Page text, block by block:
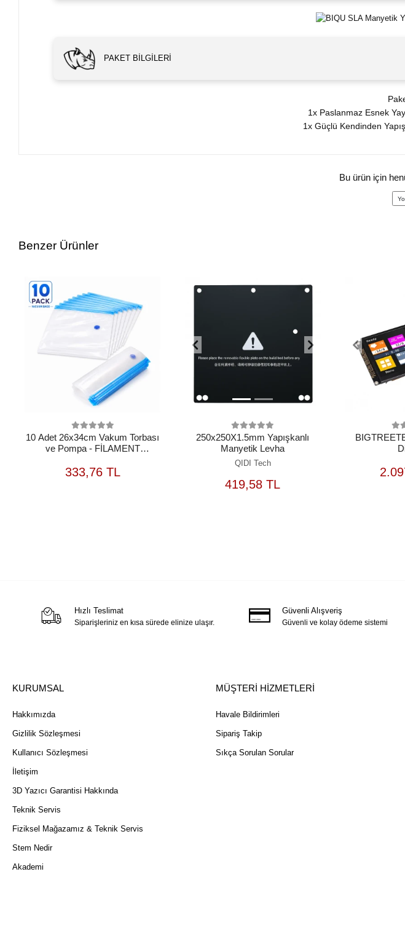
PAKET BILGILERI
1x Paslanmaz Esnek
1x Güçlü Kendinden
Bu ürün için
Benzer Ürünler
10 Adet 26x34cm Vakum Torbası
ve Pompa - FİLAMENT
333,76 TLSEPETE
EKLE
250x250X1.5mm Yapışkanlı
Manyetik Levha
QIDI Tech
419,58 TLSEPETE
EKLE
Hızlı Teslimat
Siparişleriniz en kısa sürede elinize ulaşır.
Güvenli Alışveriş
Güvenli ve kolay ödeme sistemi
KURUMSAL
Hakkımızda
Gizlilik Sözleşmesi
Kullanıcı Sözleşmesi
İletişim
3D Yazıcı Garantisi Hakkında
Teknik Servis
Fiziksel Mağazamız & Teknik Servis
Stem Nedir
Akademi
MÜŞTERİ HİZMETLERİ
Havale Bildirimleri
Sipariş Takip
Sıkça Sorulan Sorular